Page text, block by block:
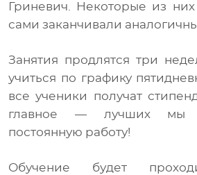
Гриневич. Некоторые из них
сами заканчивали
Занятия продлятся три
учиться по графику
все ученики получат
главное — лучших мы
постоянную работу!
Обучение будет